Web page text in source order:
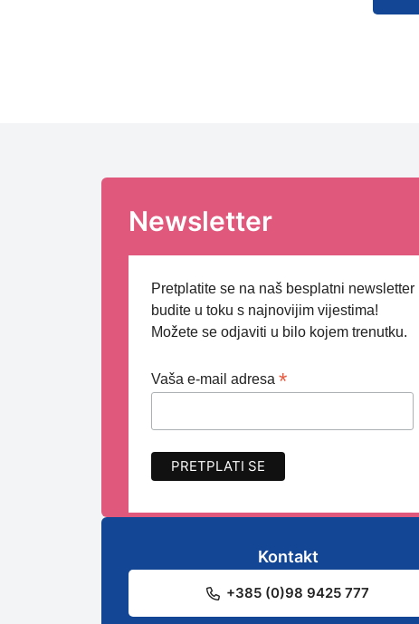
Newsletter
Pretplatite se na naš besplatni newsletter
budite u toku s najnovijim vijestima!
Možete se odjaviti u bilo kojem trenutku.
Vaša e-mail adresa *
Kontakt
+385 (0)98 9425 777